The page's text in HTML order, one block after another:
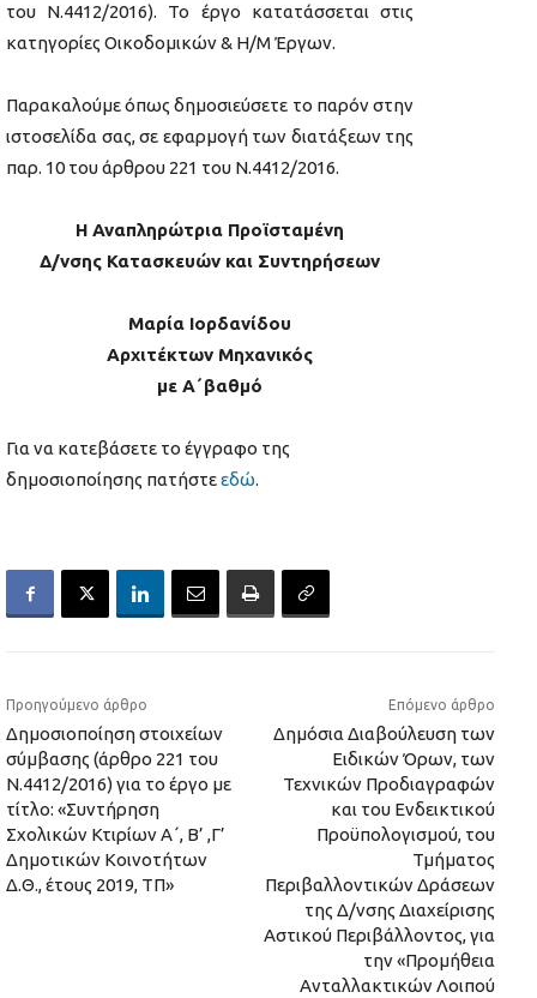
του Ν.4412/2016). Το έργο κατατάσσεται στις
κατηγορίες Οικοδομικών & Η/Μ Έργων.
Παρακαλούμε όπως δημοσιεύσετε το παρόν στην
ιστοσελίδα σας, σε εφαρμογή των διατάξεων της
παρ. 10 του άρθρου 221 του Ν.4412/2016.
Η Αναπληρώτρια Προϊσταμένη
Δ/νσης Κατασκευών και Συντηρήσεων
Μαρία Ιορδανίδου
Αρχιτέκτων Μηχανικός
με Α΄βαθμό
Για να κατεβάσετε το έγγραφο της
δημοσιοποίησης πατήστεεδώ.
Προηγούμενο άρθρο
Δημοσιοποίηση στοιχείων
σύμβασης (άρθρο 221 του
Ν.4412/2016) για το έργο με
τίτλο: «Συντήρηση
Σχολικών Κτιρίων Α΄, Β’ ,Γ’
Δημοτικών Κοινοτήτων
Δ.Θ., έτους 2019, ΤΠ»
Επόμενο άρθρο
Δημόσια Διαβούλευση των
Ειδικών Όρων, των
Τεχνικών Προδιαγραφών
και του Ενδεικτικού
Προϋπολογισμού, του
Τμήματος
Περιβαλλοντικών Δράσεων
της Δ/νσης Διαχείρισης
Αστικού Περιβάλλοντος, για
την «Προμήθεια
Ανταλλακτικών Λοιπού